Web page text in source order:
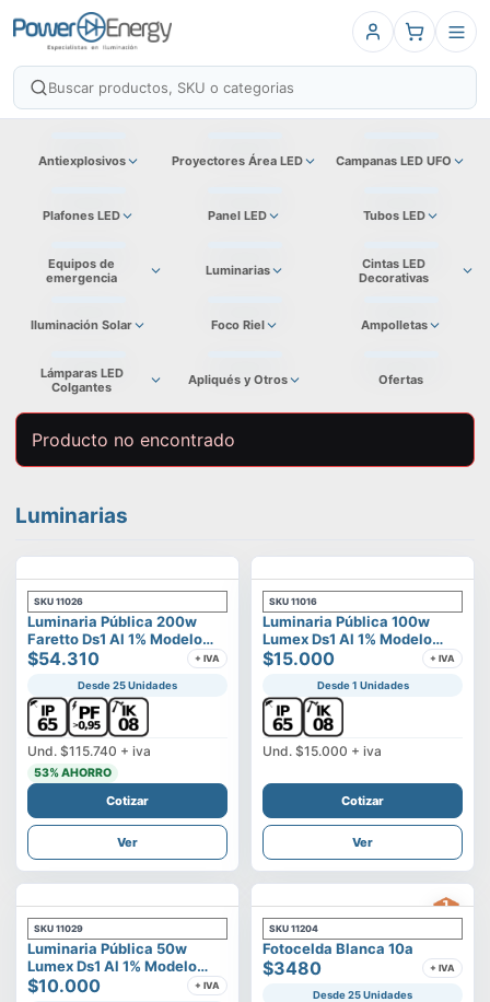
Antiexplosivos Proyectores Área LED Campanas LED UFO
Plafones LED Panel LED Tubos LED
Equipos de
emergencia
Luminarias
Cintas LED
Decorativas
Iluminación Solar Foco Riel Ampolletas
Lámparas LED
Colgantes
Apliqués y Otros Ofertas
Producto no encontrado
Luminarias
SKU 11026
Luminaria Pública 200w
Faretto Ds1 Al 1% Modelo
Calisto
$54.310 + IVA
Desde 25 Unidades
Und. $115.740 + iva
53% AHORRO
Cotizar
Ver
SKU 11016
Luminaria Pública 100w
Lumex Ds1 Al 1% Modelo
Vega
$15.000 + IVA
Desde 1 Unidades
Und. $15.000 + iva
Cotizar
Ver
SKU 11029
Luminaria Pública 50w
Lumex Ds1 Al 1% Modelo
Vega
$10.000 + IVA
SKU 11204
Fotocelda Blanca 10a
$3480 + IVA
Desde 25 Unidades